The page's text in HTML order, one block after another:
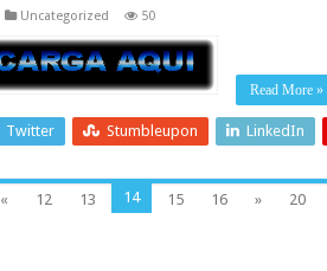
Uncategorized 50
Read More »
Twitter Stumbleupon LinkedIn
« 12 13 14 15 16 » 20